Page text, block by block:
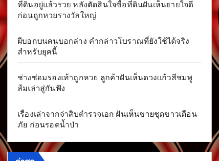
ที่ดินอยู่แล้วรวย หลังตัดสินใจซื้อที่ดินฝันเห็นยายใจดี
ก่อนถูกหวยรางวัลใหญ่
ผีบอกบนคนบอกล่าง คำกล่าวโบราณที่ยังใช้ได้จริง
สำหรับยุคนี้
ช่างซ่อมรองเท้าถูกหวย ลูกค้าฝันเห็นดวงแก้วสีชมพู
ส้มเล่าสู่กันฟัง
เรื่องเล่าจากจ่าสิบตำรวจเอก ฝันเห็นชายชุดขาวเตือน
ภัย ก่อนรอดน้ำป่า